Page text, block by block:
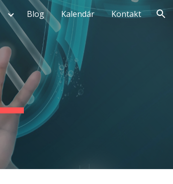
Blog Kalendár Kontakt